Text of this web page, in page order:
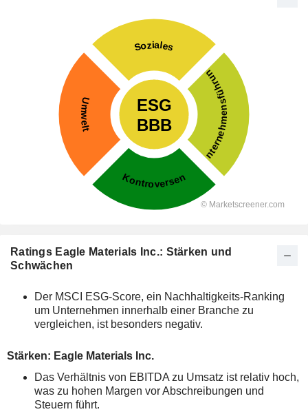
Ratings Eagle Materials Inc.: Stärken und
Schwächen
Der MSCI ESG-Score, ein Nachhaltigkeits-Ranking
um Unternehmen innerhalb einer Branche zu
vergleichen, ist besonders negativ.
Stärken: Eagle Materials Inc.
Das Verhältnis von EBITDA zu Umsatz ist relativ hoch,
was zu hohen Margen vor Abschreibungen und
Steuern führt.